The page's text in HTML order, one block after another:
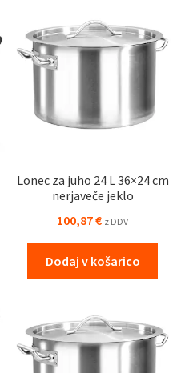
Lonec za juho 24 L 36×24 cm
nerjaveče jeklo
100,87€ z DDV
Dodaj v košarico